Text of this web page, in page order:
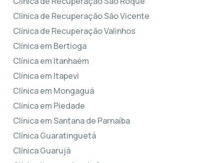
Clínica de Recuperação São Vicente
Clínica de Recuperação Valinhos
Clínica em Bertioga
Clínica em Itanhaém
Clínica em Itapevi
Clínica em Mongaguá
Clínica em Piedade
Clínica em Santana de Parnaíba
Clínica Guaratinguetá
Clínica Guarujá